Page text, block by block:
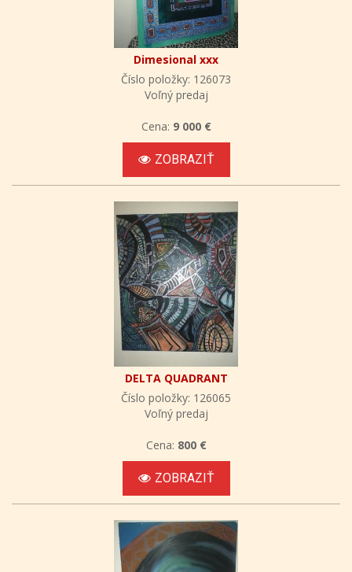
Dimesional xxx
Číslo položky: 126073
Voľný predaj
Cena: 9 000 €
ZOBRAZIŤ
DELTA QUADRANT
Číslo položky: 126065
Voľný predaj
Cena: 800 €
ZOBRAZIŤ